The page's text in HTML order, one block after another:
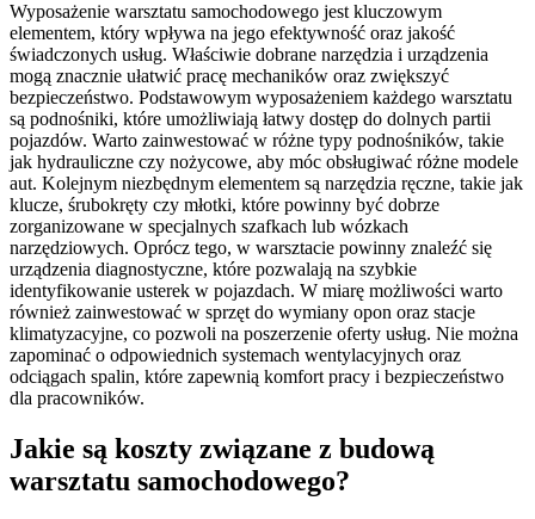
Wyposażenie warsztatu samochodowego jest kluczowym
elementem, który wpływa na jego efektywność oraz jakość
świadczonych usług. Właściwie dobrane narzędzia i urządzenia
mogą znacznie ułatwić pracę mechaników oraz zwiększyć
bezpieczeństwo. Podstawowym wyposażeniem każdego warsztatu
są podnośniki, które umożliwiają łatwy dostęp do dolnych partii
pojazdów. Warto zainwestować w różne typy podnośników, takie
jak hydrauliczne czy nożycowe, aby móc obsługiwać różne modele
aut. Kolejnym niezbędnym elementem są narzędzia ręczne, takie jak
klucze, śrubokręty czy młotki, które powinny być dobrze
zorganizowane w specjalnych szafkach lub wózkach
narzędziowych. Oprócz tego, w warsztacie powinny znaleźć się
urządzenia diagnostyczne, które pozwalają na szybkie
identyfikowanie usterek w pojazdach. W miarę możliwości warto
również zainwestować w sprzęt do wymiany opon oraz stacje
klimatyzacyjne, co pozwoli na poszerzenie oferty usług. Nie można
zapominać o odpowiednich systemach wentylacyjnych oraz
odciągach spalin, które zapewnią komfort pracy i bezpieczeństwo
dla pracowników.
Jakie są koszty związane z budową
warsztatu samochodowego?